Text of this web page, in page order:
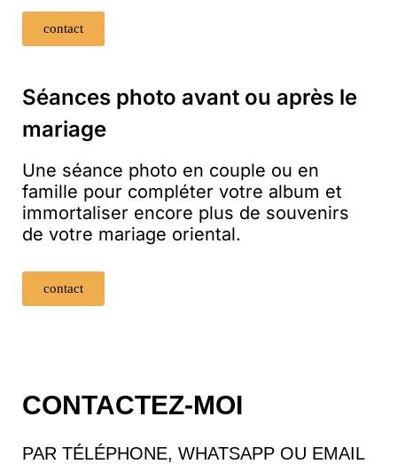
contact
Séances photo avant ou après le
mariage
Une séance photo en couple ou en
famille pour compléter votre album et
immortaliser encore plus de souvenirs
de votre mariage oriental.
contact
CONTACTEZ-MOI
PAR TÉLÉPHONE, WHATSAPP OU EMAIL